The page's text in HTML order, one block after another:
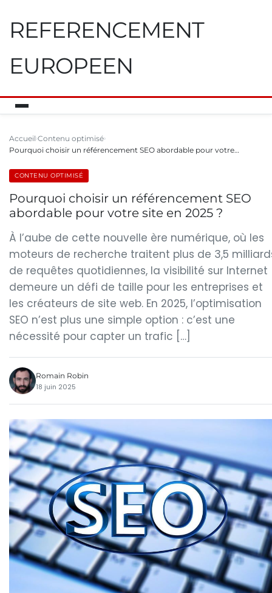
REFERENCEMENT
EUROPEEN
Accueil Contenu optimisé
Pourquoi choisir un référencement SEO abordable pour votre…
CONTENU OPTIMISÉ
Pourquoi choisir un référencement SEO
abordable pour votre site en 2025 ?
À l’aube de cette nouvelle ère numérique, où les
moteurs de recherche traitent plus de 3,5
de requêtes quotidiennes, la visibilité sur Internet
demeure un défi de taille pour les entreprises et
les créateurs de site web. En 2025, l’optimisation
SEO n’est plus une simple option : c’est une
nécessité pour capter un trafic […]
Romain Robin
18 juin 2025